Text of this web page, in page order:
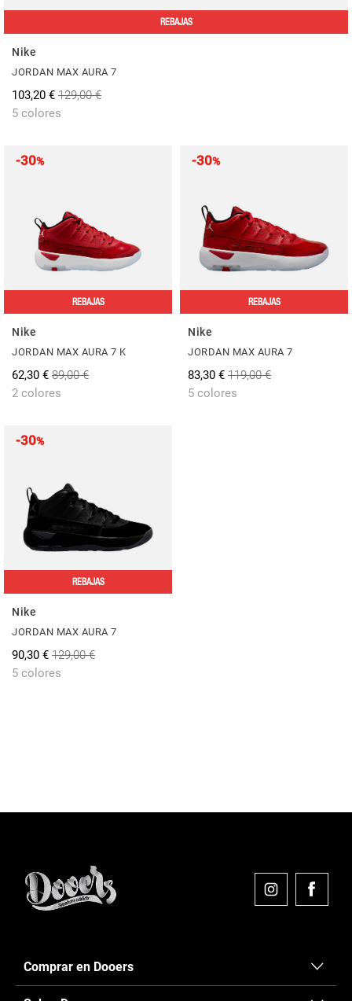
REBAJAS
Nike
JORDAN MAX AURA 7
103,20 € 129,00 €
5 colores
-30%
REBAJAS
Nike
JORDAN MAX AURA 7 K
62,30 € 89,00 €
2 colores
-30%
REBAJAS
Nike
JORDAN MAX AURA 7
83,30 € 119,00 €
5 colores
-30%
REBAJAS
Nike
JORDAN MAX AURA 7
90,30 € 129,00 €
5 colores
Comprar en Dooers